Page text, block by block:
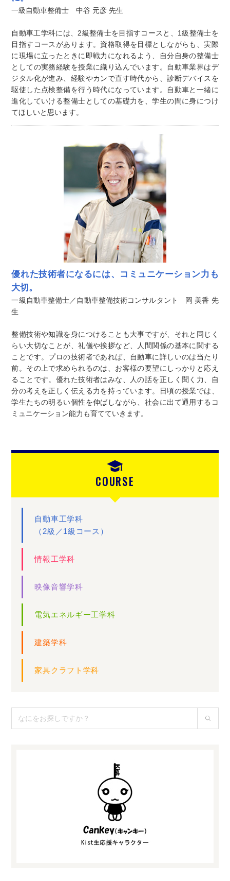
一級自動車整備士 中谷 元彦 先生
自動車工学科には、2級整備士を目指すコースと、1級整備士を
目指すコースがあります。資格取得を目標としながらも、実際
に現場に立ったときに即戦力になれるよう、自分自身の整備士
としての実務経験を授業に織り込んでいます。自動車業界はデ
ジタル化が進み、経験やカンで直す時代から、診断デバイスを
駆使した点検整備を行う時代になっています。自動車と一緒に
進化していける整備士としての基礎力を、学生の間に身につけ
てほしいと思います。
優れた技術者になるには、コミュニケーション力も
大切。
一級自動車整備士／自動車整備技術コンサルタント 岡 美香 先
生
整備技術や知識を身につけることも大事ですが、それと同じく
らい大切なことが、礼儀や挨拶など、人間関係の基本に関する
ことです。プロの技術者であれば、自動車に詳しいのは当たり
前。その上で求められるのは、お客様の要望にしっかりと応え
ることです。優れた技術者はみな、人の話を正しく聞く力、自
分の考えを正しく伝える力を持っています。日頃の授業では、
学生たちの明るい個性を伸ばしながら、社会に出て通用するコ
ミュニケーション能力も育てていきます。
COURSE
自動車工学科
（2級／1級コース）
情報工学科
映像音響学科
電気エネルギー工学科
建築学科
家具クラフト学科